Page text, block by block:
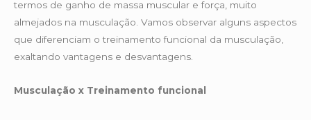
termos de ganho de massa muscular e força, muito
almejados na musculação. Vamos observar alguns aspectos
que diferenciam o treinamento funcional da musculação,
exaltando vantagens e desvantagens.
Musculação x Treinamento funcional